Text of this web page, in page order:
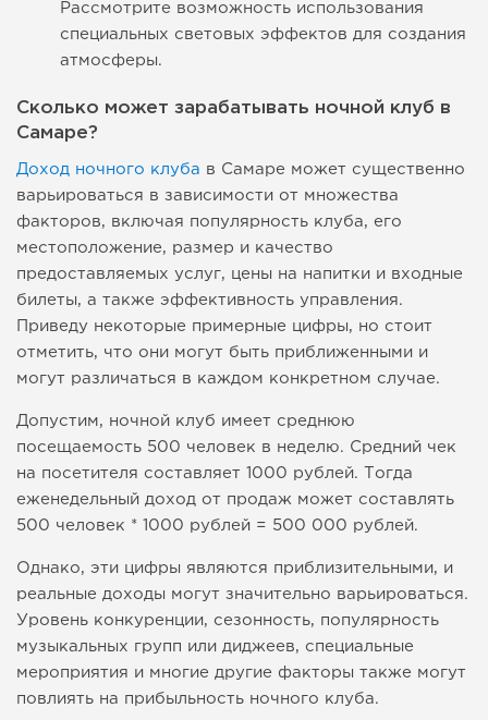
Рассмотрите возможность использования
специальных световых эффектов для создания
атмосферы.
Сколько может зарабатывать ночной клуб в
Самаре?
Доход ночного клуба в Самаре может существенно
варьироваться в зависимости от множества
факторов, включая популярность клуба, его
местоположение, размер и качество
предоставляемых услуг, цены на напитки и входные
билеты, а также эффективность управления.
Приведу некоторые примерные цифры, но стоит
отметить, что они могут быть приближенными и
могут различаться в каждом конкретном случае.
Допустим, ночной клуб имеет среднюю
посещаемость 500 человек в неделю. Средний чек
на посетителя составляет 1000 рублей. Тогда
еженедельный доход от продаж может составлять
500 человек * 1000 рублей = 500 000 рублей.
Однако, эти цифры являются приблизительными, и
реальные доходы могут значительно варьироваться.
Уровень конкуренции, сезонность, популярность
музыкальных групп или диджеев, специальные
мероприятия и многие другие факторы также могут
повлиять на прибыльность ночного клуба.